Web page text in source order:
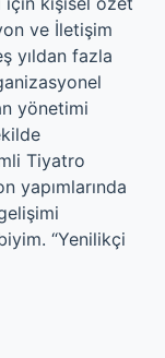
ve İletişim
yıldan fazla
yönetimi
Tiyatro
yapımlarında
“Yenilikçi